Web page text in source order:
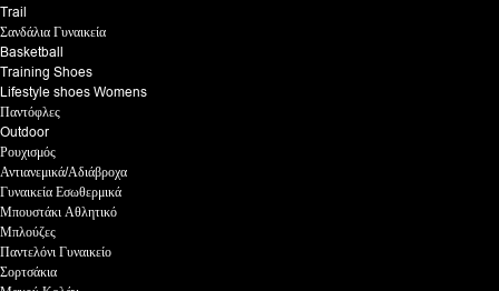
Trail
Σανδάλια Γυναικεία
Basketball
Training Shoes
Lifestyle shoes Womens
Παντόφλες
Outdoor
Ρουχισμός
Αντιανεμικά/Αδιάβροχα
Γυναικεία Εσωθερμικά
Μπουστάκι Αθλητικό
Μπλούζες
Παντελόνι Γυναικείο
Σορτσάκια